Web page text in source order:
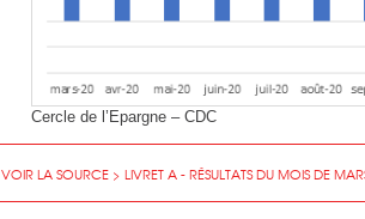
Cercle de l’Epargne – CDC
VOIR LA SOURCE > LIVRET A - RÉSULTATS DU MOIS DE